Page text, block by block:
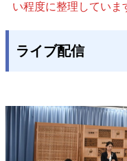
い程度に整理していま
ライブ配信